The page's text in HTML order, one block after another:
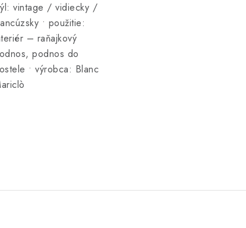
vintage / vidiecky /
• použitie:
– raňajkový
podnos do
• výrobca: Blanc